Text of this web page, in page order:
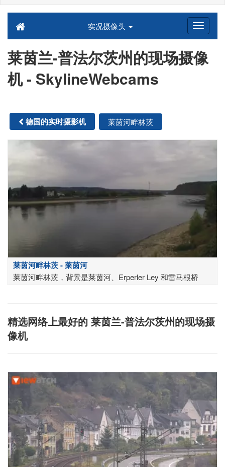
实况摄像头
莱茵兰-普法尔茨州的现场摄像
机 - SkylineWebcams
德国的实时摄影机 莱茵河畔林茨
莱茵河畔林茨 - 莱茵河
莱茵河畔林茨，背景是莱茵河、Erperler Ley 和雷马根桥
精选网络上最好的 莱茵兰-普法尔茨州的现场摄
像机